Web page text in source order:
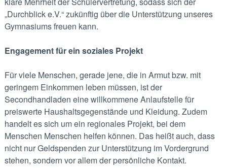
,,Durchblick e.V.“ zukünftig über die Unterstützung unseres
Gymnasiums freuen kann.
Engagement für ein soziales Projekt
Für viele Menschen, gerade jene, die in Armut bzw. mit
geringem Einkommen leben müssen, ist der
Secondhandladen eine willkommene Anlaufstelle für
preiswerte Haushaltsgegenstände und Kleidung. Zudem
handelt es sich um ein regionales Projekt, bei dem
Menschen Menschen helfen können. Das heißt auch, dass
nicht nur Geldspenden zur Unterstützung im Vordergrund
stehen, sondern vor allem der persönliche Kontakt.